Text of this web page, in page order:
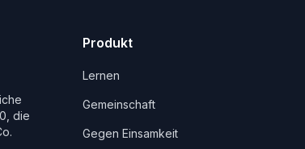
die
Produkt
Lernen
Gemeinschaft
Gegen Einsamkeit